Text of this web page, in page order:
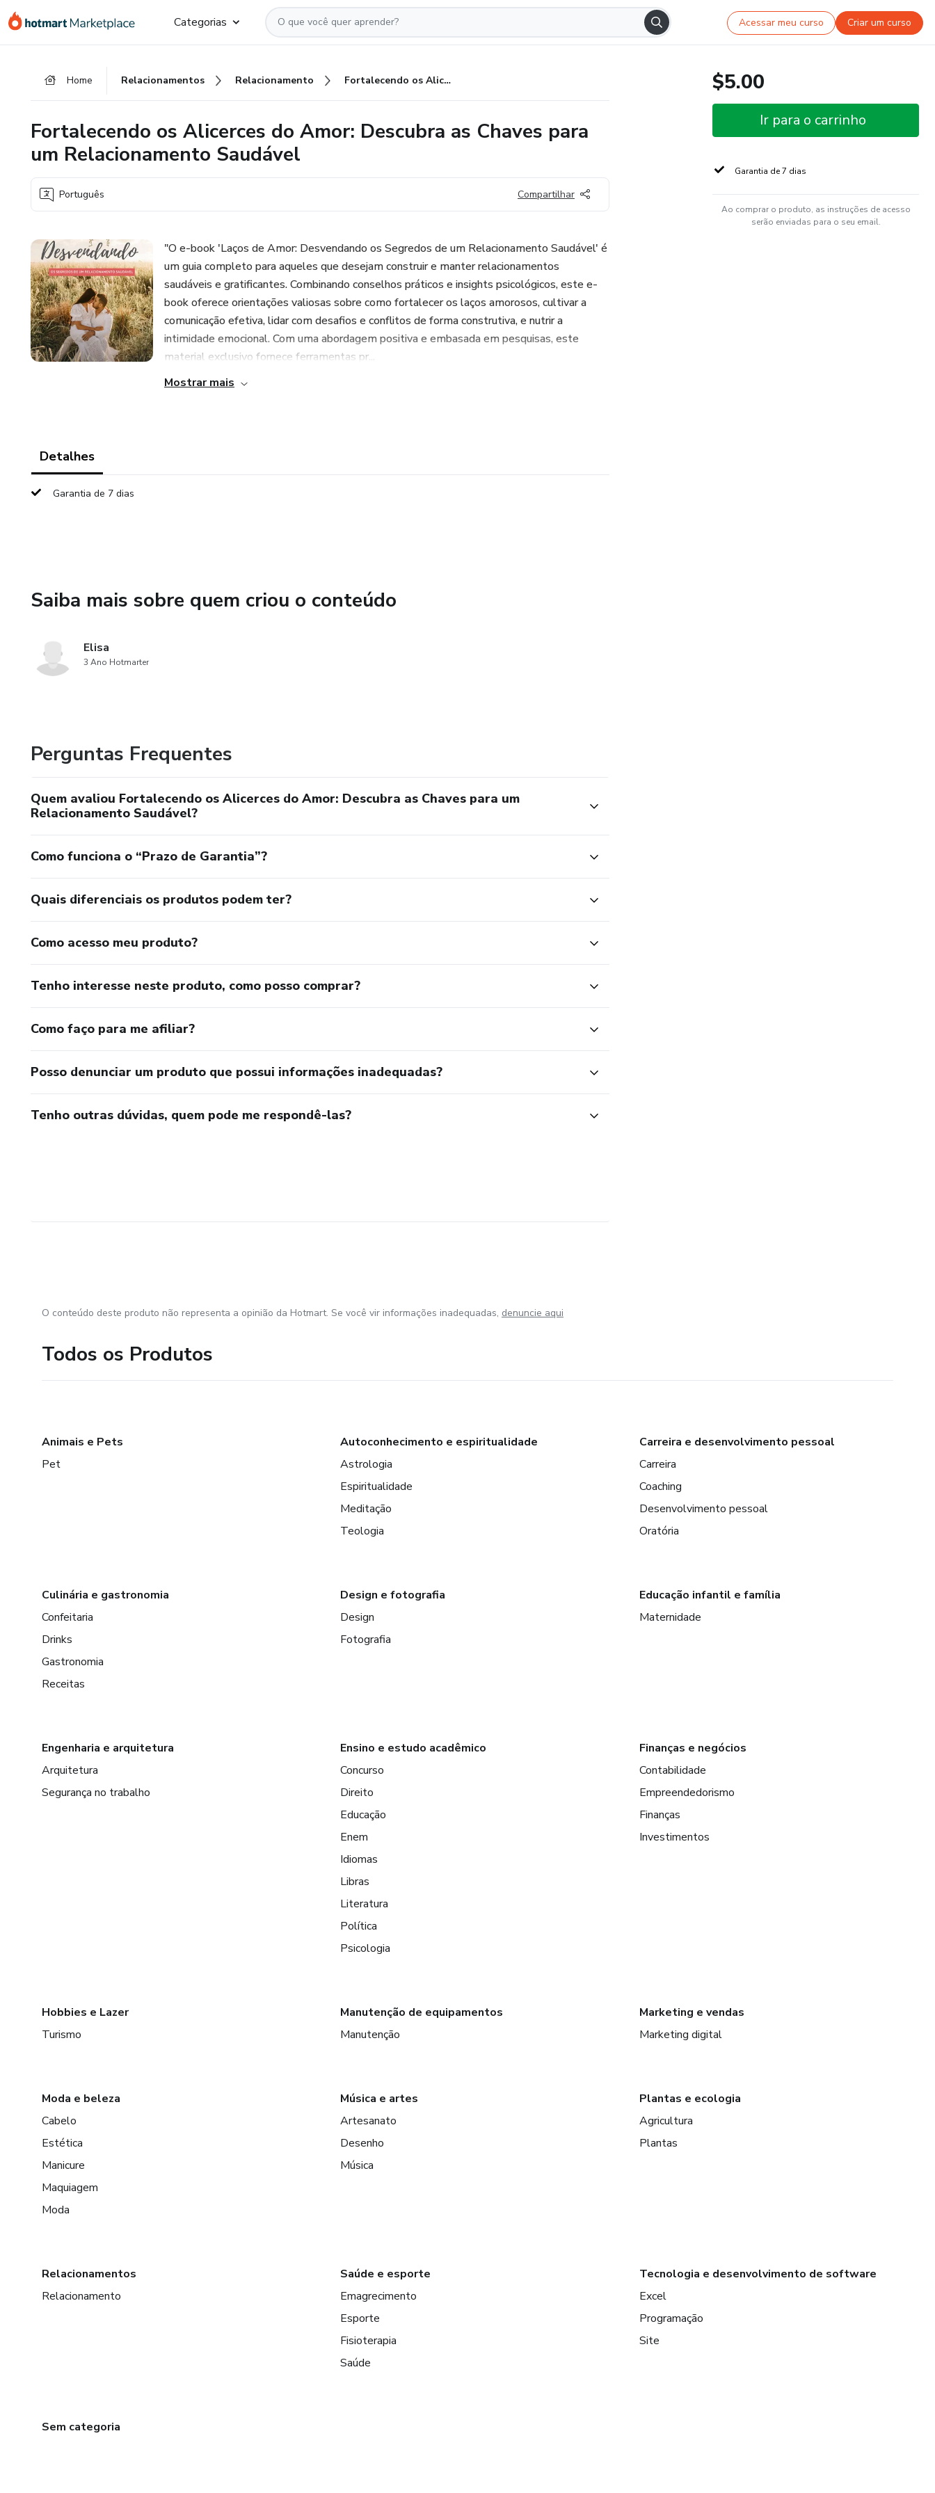
para
para
para
Categorias Acessar meu curso Criar um curso
Home Relacionamentos Relacionamento Fortalecendo os Alicerces do Amor: Descubra as Chaves para um Relacionamento Saudável
Fortalecendo os Alicerces do Amor: Descubra as Chaves para
um Relacionamento Saudável
Português Compartilhar
"O e-book 'Laços de Amor: Desvendando os Segredos de um Relacionamento Saudável' é
um guia completo para aqueles que desejam construir e manter relacionamentos
saudáveis e gratificantes. Combinando conselhos práticos e insights psicológicos, este e-
book oferece orientações valiosas sobre como fortalecer os laços amorosos, cultivar a
comunicação efetiva, lidar com desafios e conflitos de forma construtiva, e nutrir a
intimidade emocional. Com uma abordagem positiva e embasada em pesquisas, este
material exclusivo fornece ferramentas pr...
Mostrar mais
Detalhes
Garantia de 7 dias
Saiba mais sobre quem criou o conteúdo
Elisa
3 Ano Hotmarter
Perguntas Frequentes
Quem avaliou Fortalecendo os Alicerces do Amor: Descubra as Chaves para um
Relacionamento Saudável?
Como funciona o “Prazo de Garantia”?
Quais diferenciais os produtos podem ter?
Como acesso meu produto?
Tenho interesse neste produto, como posso comprar?
Como faço para me afiliar?
Posso denunciar um produto que possui informações inadequadas?
Tenho outras dúvidas, quem pode me respondê-las?
$5.00
Ir para o carrinho
Garantia de 7 dias
Ao comprar o produto, as instruções de acesso
serão enviadas para o seu email.
O conteúdo deste produto não representa a opinião da Hotmart. Se você vir informações inadequadas, denuncie aqui
Todos os Produtos
Animais e Pets
Pet
Autoconhecimento e espiritualidade
Astrologia
Espiritualidade
Meditação
Teologia
Carreira e desenvolvimento pessoal
Carreira
Coaching
Desenvolvimento pessoal
Oratória
Culinária e gastronomia
Confeitaria
Drinks
Gastronomia
Receitas
Design e fotografia
Design
Fotografia
Educação infantil e família
Maternidade
Engenharia e arquitetura
Arquitetura
Segurança no trabalho
Ensino e estudo acadêmico
Concurso
Direito
Educação
Enem
Idiomas
Libras
Literatura
Política
Psicologia
Finanças e negócios
Contabilidade
Empreendedorismo
Finanças
Investimentos
Hobbies e Lazer
Turismo
Manutenção de equipamentos
Manutenção
Marketing e vendas
Marketing digital
Moda e beleza
Cabelo
Estética
Manicure
Maquiagem
Moda
Música e artes
Artesanato
Desenho
Música
Plantas e ecologia
Agricultura
Plantas
Relacionamentos
Relacionamento
Saúde e esporte
Emagrecimento
Esporte
Fisioterapia
Saúde
Tecnologia e desenvolvimento de software
Excel
Programação
Site
Sem categoria